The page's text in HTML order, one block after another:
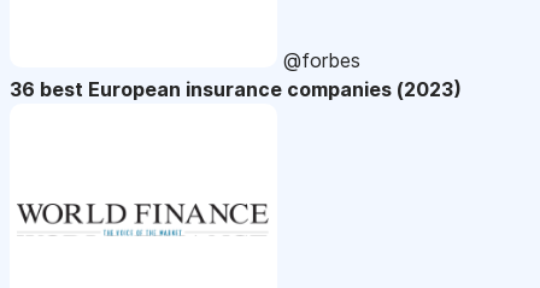
@forbes
36 best European insurance companies (2023)